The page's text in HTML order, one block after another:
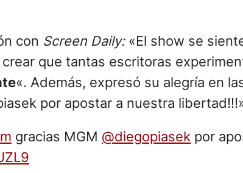
con Screen Daily: «El show se
que tantas escritoras
«. Además, expresó su alegría en
por apostar a nuestra
gracias MGM @diegopiasek por